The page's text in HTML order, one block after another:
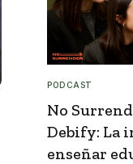
PODCAST
No
Debify: La
enseñar